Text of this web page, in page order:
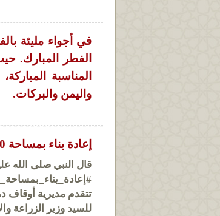
في أجواء مليئة
الفطر المبارك.
المناسبة
واليمن والبركات.
إعادة بناء بمساحة 5500م٢
قال النبي صلى الله
#إعادة_بناء_بمساحة_5500م٢
تتقدم مديرية أوقاف
للسيد وزير الزراعة